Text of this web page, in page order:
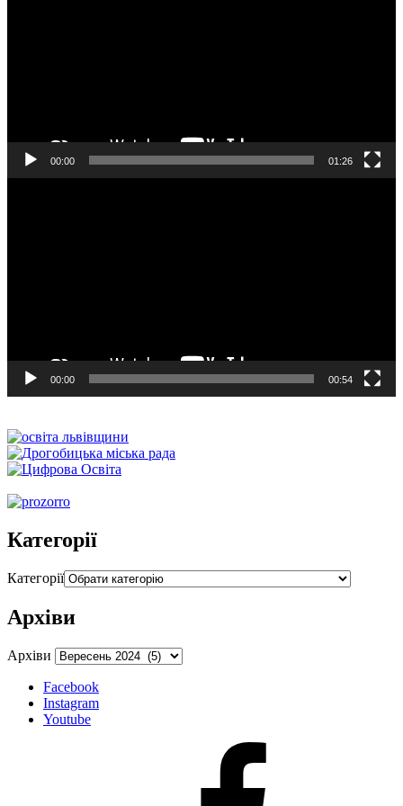
00:00 01:26
00:00 00:54
Категорії
Категорії
Архіви
Архіви
Facebook
Instagram
Youtube